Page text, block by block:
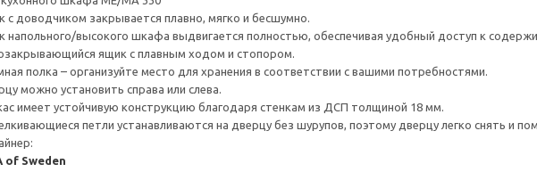
с доводчиком закрывается плавно, мягко и бесшумно.
напольного/высокого шкафа выдвигается полностью, обеспечивая удобный доступ к
ящик с плавным ходом и стопором.
полка – организуйте место для хранения в соответствии с вашими потребностями.
можно установить справа или слева.
имеет устойчивую конструкцию благодаря стенкам из ДСП толщиной 18 мм.
петли устанавливаются на дверцу без шурупов, поэтому дверцу легко снять и
of Sweden